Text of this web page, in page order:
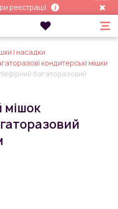
реєстрації
і насадки
кондитерські мішки
багаторазовий
мішок